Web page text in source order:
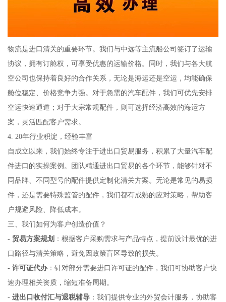
物流是进口清关的重要环节。我们与中远等主流船公司签订了运输
协议，拥有订舱权，可享受优惠的运输价格。同时，我们与各大航
空公司也保持着良好的合作关系，无论是海运还是空运，均能确保
舱位稳定、价格竞争力强。对于急需的汽车配件，我们可优先安排
空运快速通道；对于大宗常规配件，则可选择经济高效的海运方
案，灵活匹配客户需求。
4. 20年行业积淀，经验丰富
自成立以来，我们始终专注于进出口贸易服务，积累了大量汽车配
件进口的实操案例。团队精通进出口贸易的各个环节，能够针对不
同品牌、不同型号的配件提供定制化清关方案。无论是常见的易损
件，还是需要特殊监管的配件，我们都有成熟的应对策略，帮助客
户规避风险、降低成本。
三、我们如何为客户创造价值？
- 贸易方案规划 ：根据客户采购需求与产品特点，提前设计最优的进
口路径与清关策略，避免因政策盲区导致的损失。
- 许可证代办：针对部分需要进口许可证的配件，我们可协助客户快
速办理相关资质，缩短准备周期。
- 进出口收付汇与退税辅导：我们提供专业的外贸会计服务，协助客